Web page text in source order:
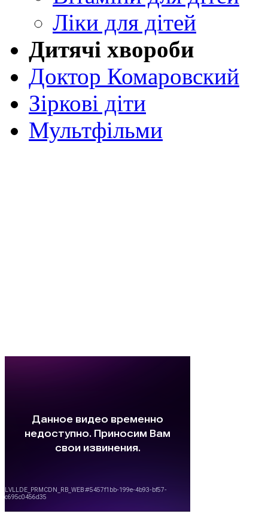
Ліки для дітей
Дитячі хвороби
Доктор Комаровский
Зіркові діти
Мультфільми